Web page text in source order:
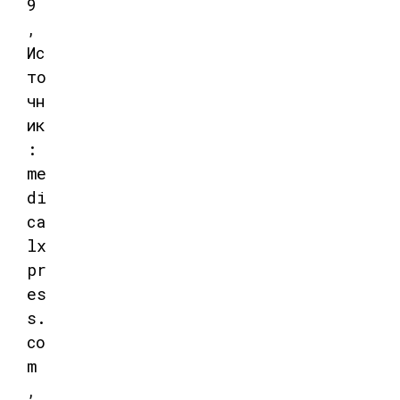
9
,
Ис
то
чн
ик
:
me
di
ca
lx
pr
es
s.
co
m
,